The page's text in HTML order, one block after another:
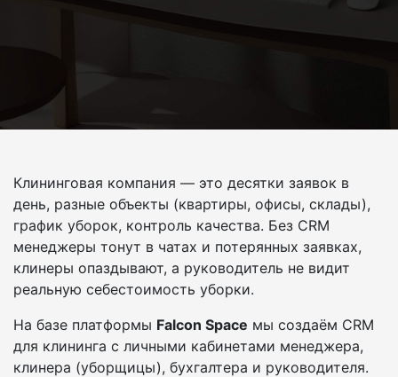
Клининговая компания — это десятки заявок в
день, разные объекты (квартиры, офисы, склады),
график уборок, контроль качества. Без CRM
менеджеры тонут в чатах и потерянных заявках,
клинеры опаздывают, а руководитель не видит
реальную себестоимость уборки.
На базе платформы Falcon Space мы создаём CRM
для клининга с личными кабинетами менеджера,
клинера (уборщицы), бухгалтера и руководителя.